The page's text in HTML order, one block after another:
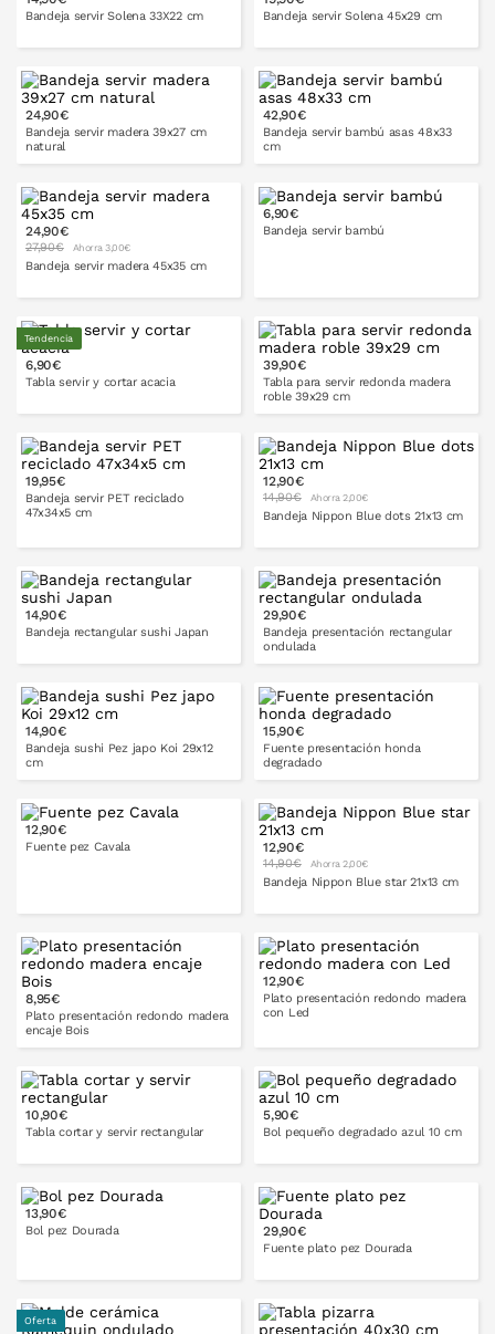
PONLO EN LA CESTA
Bandeja servir Solena 33X22 cm
PONLO EN LA CESTA
Bandeja servir Solena 45x29 cm
PONLO EN LA CESTA
24,90€
Bandeja servir madera 39x27 cm
natural
PONLO EN LA CESTA
42,90€
Bandeja servir bambú asas 48x33
cm
24,90€
27,90€ Ahorra 3,00€
Bandeja servir madera 45x35 cm
PONLO EN LA CESTA
6,90€
Bandeja servir bambú
Tendencia
6,90€
Tabla servir y cortar acacia
29x14 cm 35x18 cm
39,90€
Tabla para servir redonda madera
roble 39x29 cm
PONLO EN LA CESTA
19,95€
Bandeja servir PET reciclado
47x34x5 cm
PONLO EN LA CESTA
12,90€
14,90€ Ahorra 2,00€
Bandeja Nippon Blue dots 21x13 cm
PONLO EN LA CESTA
14,90€
Bandeja rectangular sushi Japan
29,90€
Bandeja presentación rectangular
ondulada
14,90€
Bandeja sushi Pez japo Koi 29x12
cm
PONLO EN LA CESTA
15,90€
Fuente presentación honda
degradado
12,90€
Fuente pez Cavala 12,90€
14,90€ Ahorra 2,00€
Bandeja Nippon Blue star 21x13 cm
PONLO EN LA CESTA
8,95€
Plato presentación redondo madera
encaje Bois
PONLO EN LA CESTA
12,90€
Plato presentación redondo madera
con Led
PONLO EN LA CESTA
10,90€
Tabla cortar y servir rectangular
5,90€
Bol pequeño degradado azul 10 cm
PONLO EN LA CESTA
13,90€
Bol pez Dourada 29,90€
Fuente plato pez Dourada
Oferta